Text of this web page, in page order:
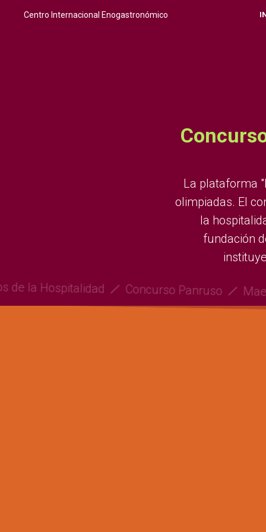
Centro Internacional Enogastronómico
La plataforma
olimpiadas. El
la
fundación
de la Hospitalidad Concurso Panruso